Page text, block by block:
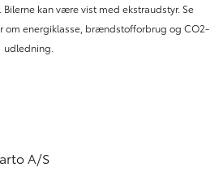
kan være vist med ekstraudstyr. Se
om energiklasse, brændstofforbrug og CO2-
udledning.
A/S